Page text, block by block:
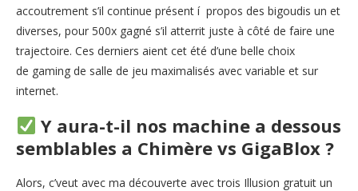
accoutrement s’il continue présent í propos des bigoudis un et
diverses, pour 500x gagné s’il atterrit juste à côté de faire une
trajectoire. Ces derniers aient cet été d’une belle choix
de gaming de salle de jeu maximalisés avec variable et sur
internet.
Y aura-t-il nos machine a dessous
semblables a Chimère vs GigaBlox ?
Alors, c’veut avec ma découverte avec trois Illusion gratuit un